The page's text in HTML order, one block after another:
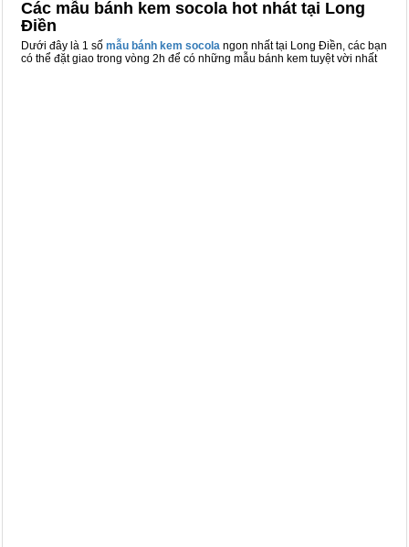
Các mẫu bánh kem socola hot nhát tại Long
Điền
Dưới đây là 1 số mẫu bánh kem socola ngon nhất tại Long Điền, các bạn
có thể đặt giao trong vòng 2h để có những mẫu bánh kem tuyệt vời nhất